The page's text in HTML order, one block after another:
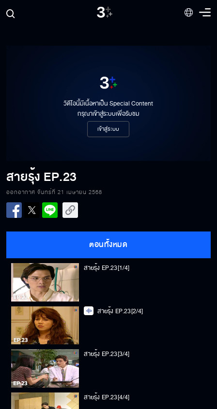
วิดีโอนี้มีเนื้อหาเป็น Special Content
กรุณาเข้าสู่ระบบเพื่อรับชม
เข้าสู่ระบบ
สายรุ้ง EP.23
ออกอากาศ จันทร์ที่ 21 เมษายน 2568
ตอนทั้งหมด
สายรุ้ง EP.23[1/4]
สายรุ้ง EP.23[2/4]
สายรุ้ง EP.23[3/4]
สายรุ้ง EP.23[4/4]